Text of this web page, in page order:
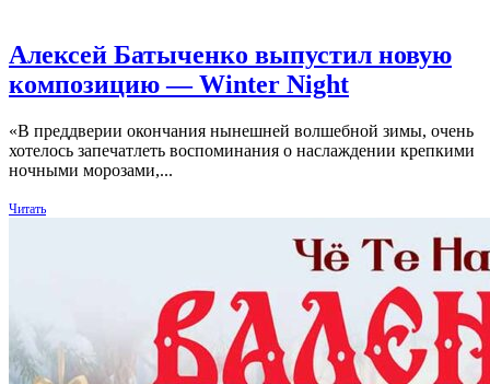
Алексей Батыченко выпустил новую
композицию — Winter Night
«В преддверии окончания нынешней волшебной зимы, очень
хотелось запечатлеть воспоминания о наслаждении крепкими
ночными морозами,...
Читать